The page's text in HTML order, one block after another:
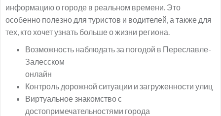
информацию о городе в реальном времени. Это
особенно полезно для туристов и водителей, а также для
тех, кто хочет узнать больше о жизни региона.
Возможность наблюдать за погодой в Переславле-
Залесском
онлайн
Контроль дорожной ситуации и загруженности улиц
Виртуальное знакомство с
достопримечательностями города